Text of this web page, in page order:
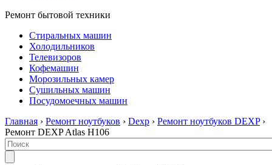
Ремонт бытовой техники
Стиральных машин
Холодильников
Телевизоров
Кофемашин
Морозильных камер
Сушильных машин
Посудомоечных машин
Главная › Ремонт ноутбуков › Dexp › Ремонт ноутбуков DEXP›
Ремонт DEXP Atlas H106